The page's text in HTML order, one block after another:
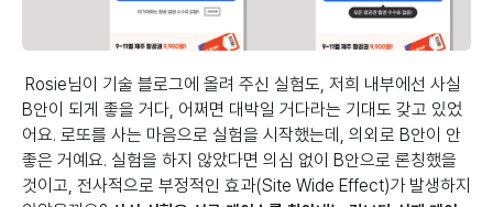
Rosie님이 기술 블로그에 올려 주신 실험도, 저희 내부에선 사실
B안이 되게 좋을 거다, 어쩌면 대박일 거다라는 기대도 갖고 있었
어요. 로또를 사는 마음으로 실험을 시작했는데, 의외로 B안이 안
좋은 거예요. 실험을 하지 않았다면 의심 없이 B안으로 론칭했을
것이고, 전사적으로 부정적인 효과(Site Wide Effect)가 발생하지